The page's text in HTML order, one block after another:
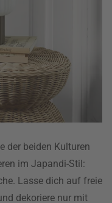
der beiden Kulturen
im Japandi-Stil:
Lasse dich auf freie
dekoriere nur mit